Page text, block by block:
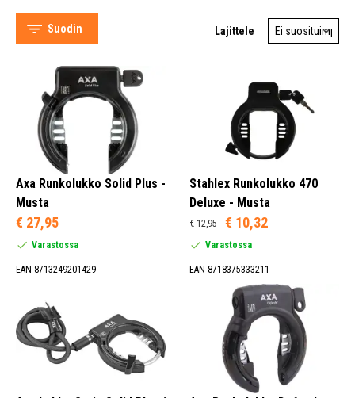
Abus (23)
Trelock (21)
Hollandbikeshop (11)
Erinomainen turvallisuus (84)
Erittäin korkea turvallisuus (3)
Kyllä (83)
Ei (132)
(kun runkolukko on suunniteltu lisälukitusketjun asentamista
varten).
Hollandbikeshop.com -sivuston laajasta polkupyörälukkojen
valikoimasta löydät korkealaatuisia runkolukkoja ja runkolukkojen
osia, jotta voit pysäköidä polkupyöräsi turvallisesti minne tai
milloin tahansa.
Suodin Lajittele
Axa Runkolukko Solid Plus -
Musta
€ 27,95
Varastossa
EAN 8713249201429
Stahlex Runkolukko 470
Deluxe - Musta
€ 12,95 € 10,32
Varastossa
EAN 8718375333211